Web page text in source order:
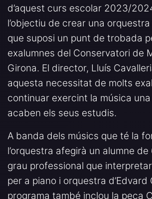
d’aquest curs escolar 2023/
l’objectiu de crear una
que suposi un punt de trobada
exalumnes del Conservatori de
Girona. El director, Lluís
aquesta necessitat de molts
continuar exercint la música
acaben els seus estudis.
A banda dels músics que té la
l’orquestra afegirà un alumne
grau professional que
per a piano i orquestra d’Edvard
programa també inclou la peça